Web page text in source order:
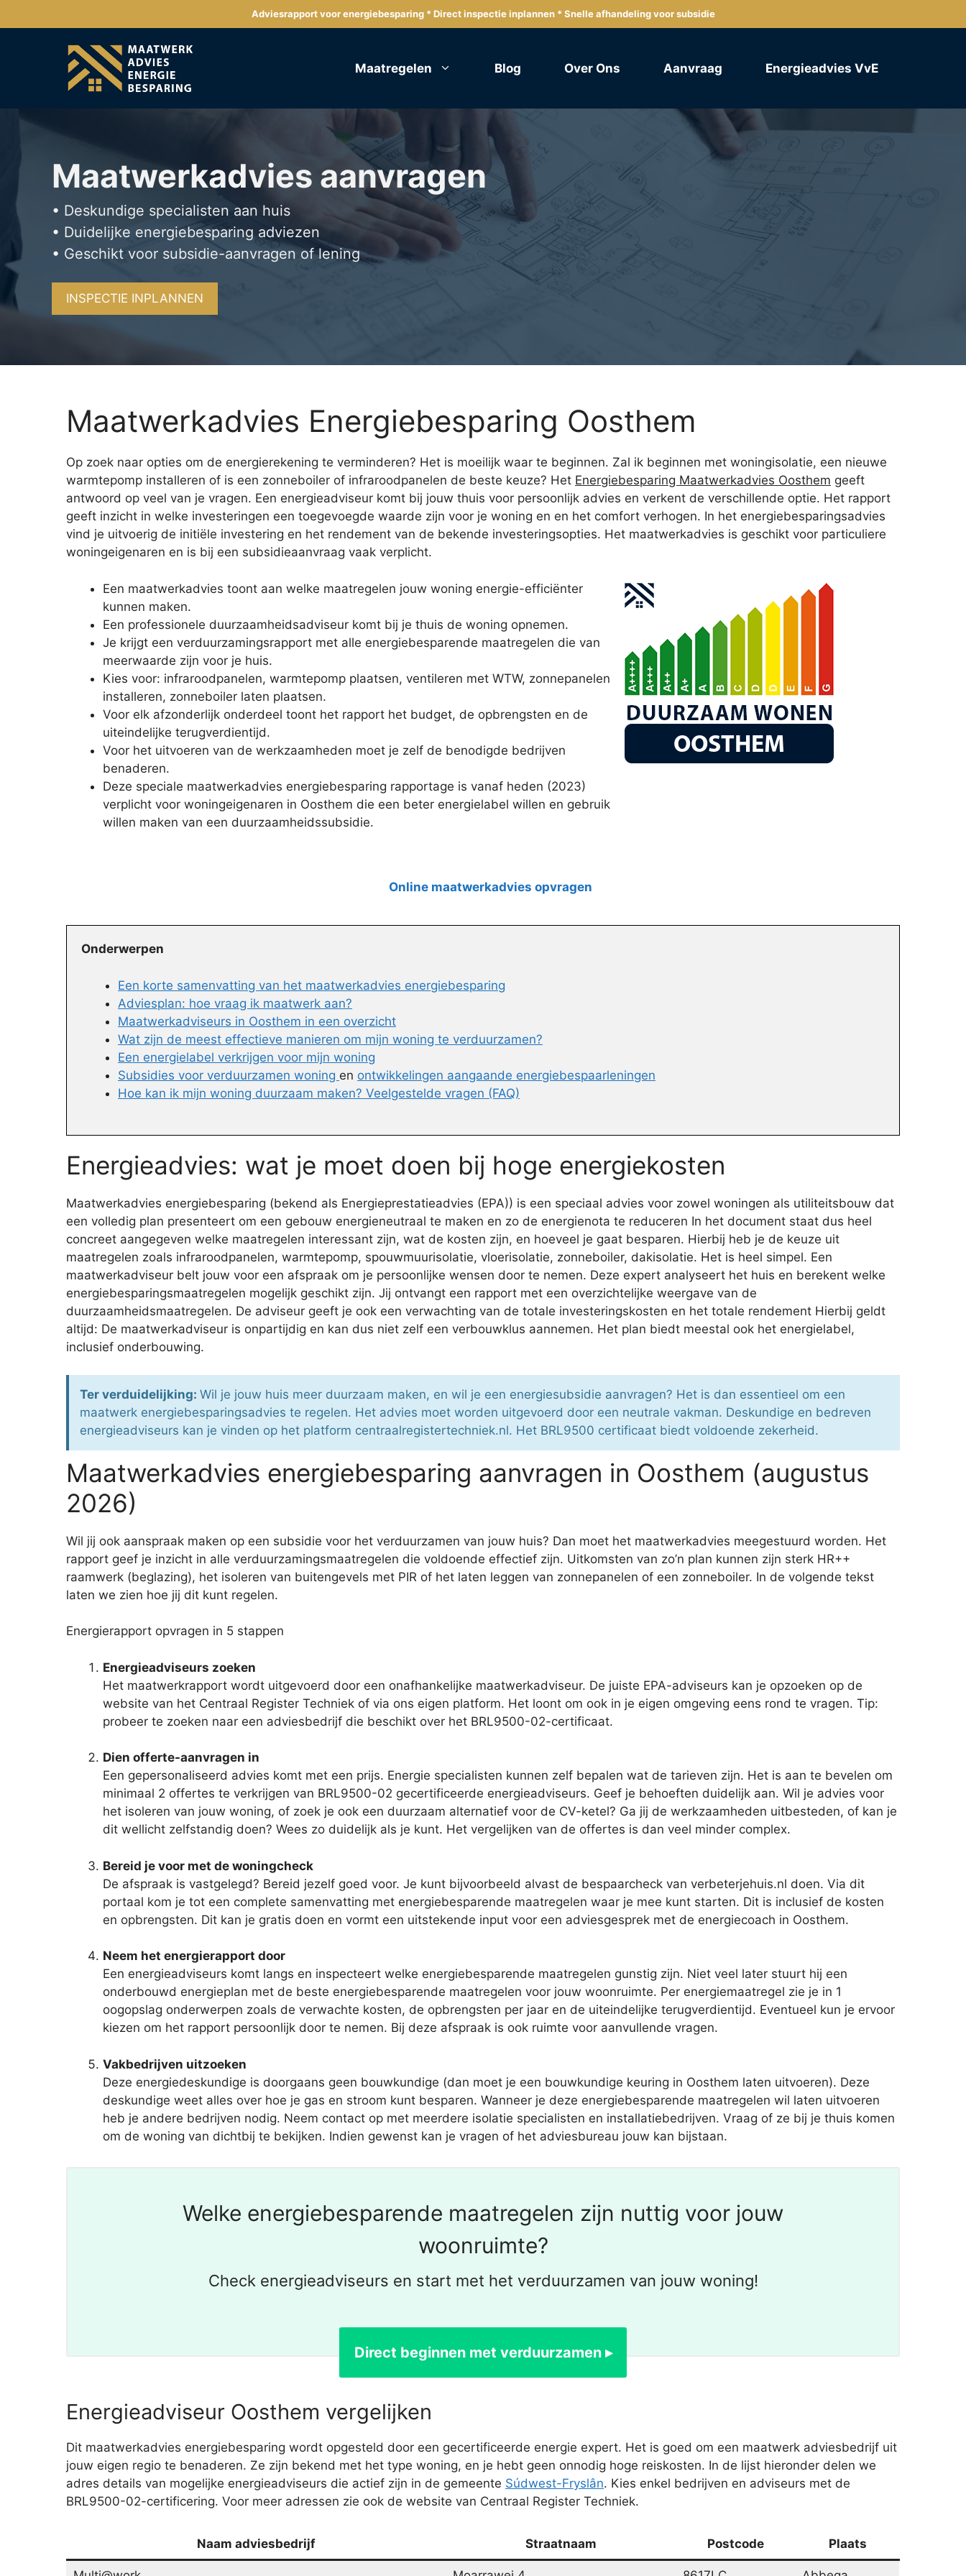
naar
Adviesrapport voor energiebesparing * Direct inspectie inplannen * Snelle afhandeling voor subsidie
Maatregelen Blog Over Ons Aanvraag Energieadvies VvE
Maatwerkadvies aanvragen
• Deskundige specialisten aan huis
• Duidelijke energiebesparing adviezen
• Geschikt voor subsidie-aanvragen of lening
INSPECTIE INPLANNEN
Maatwerkadvies Energiebesparing Oosthem
Op zoek naar opties om de energierekening te verminderen? Het is moeilijk waar te beginnen. Zal ik beginnen met woningisolatie, een nieuwe
warmtepomp installeren of is een zonneboiler of infraroodpanelen de beste keuze? Het Energiebesparing Maatwerkadvies Oosthem geeft
antwoord op veel van je vragen. Een energieadviseur komt bij jouw thuis voor persoonlijk advies en verkent de verschillende optie. Het rapport
geeft inzicht in welke investeringen een toegevoegde waarde zijn voor je woning en en het comfort verhogen. In het energiebesparingsadvies
vind je uitvoerig de initiële investering en het rendement van de bekende investeringsopties. Het maatwerkadvies is geschikt voor particuliere
woningeigenaren en is bij een subsidieaanvraag vaak verplicht.
Een maatwerkadvies toont aan welke maatregelen jouw woning energie-efficiënter
kunnen maken.
Een professionele duurzaamheidsadviseur komt bij je thuis de woning opnemen.
Je krijgt een verduurzamingsrapport met alle energiebesparende maatregelen die van
meerwaarde zijn voor je huis.
Kies voor: infraroodpanelen, warmtepomp plaatsen, ventileren met WTW, zonnepanelen
installeren, zonneboiler laten plaatsen.
Voor elk afzonderlijk onderdeel toont het rapport het budget, de opbrengsten en de
uiteindelijke terugverdientijd.
Voor het uitvoeren van de werkzaamheden moet je zelf de benodigde bedrijven
benaderen.
Deze speciale maatwerkadvies energiebesparing rapportage is vanaf heden (2023)
verplicht voor woningeigenaren in Oosthem die een beter energielabel willen en gebruik
willen maken van een duurzaamheidssubsidie.
Online maatwerkadvies opvragen
Onderwerpen
Een korte samenvatting van het maatwerkadvies energiebesparing
Adviesplan: hoe vraag ik maatwerk aan?
Maatwerkadviseurs in Oosthem in een overzicht
Wat zijn de meest effectieve manieren om mijn woning te verduurzamen?
Een energielabel verkrijgen voor mijn woning
Subsidies voor verduurzamen woning en ontwikkelingen aangaande energiebespaarleningen
Hoe kan ik mijn woning duurzaam maken? Veelgestelde vragen (FAQ)
Energieadvies: wat je moet doen bij hoge energiekosten
Maatwerkadvies energiebesparing (bekend als Energieprestatieadvies (EPA)) is een speciaal advies voor zowel woningen als utiliteitsbouw dat
een volledig plan presenteert om een gebouw energieneutraal te maken en zo de energienota te reduceren In het document staat dus heel
concreet aangegeven welke maatregelen interessant zijn, wat de kosten zijn, en hoeveel je gaat besparen. Hierbij heb je de keuze uit
maatregelen zoals infraroodpanelen, warmtepomp, spouwmuurisolatie, vloerisolatie, zonneboiler, dakisolatie. Het is heel simpel. Een
maatwerkadviseur belt jouw voor een afspraak om je persoonlijke wensen door te nemen. Deze expert analyseert het huis en berekent welke
energiebesparingsmaatregelen mogelijk geschikt zijn. Jij ontvangt een rapport met een overzichtelijke weergave van de
duurzaamheidsmaatregelen. De adviseur geeft je ook een verwachting van de totale investeringskosten en het totale rendement Hierbij geldt
altijd: De maatwerkadviseur is onpartijdig en kan dus niet zelf een verbouwklus aannemen. Het plan biedt meestal ook het energielabel,
inclusief onderbouwing.
Ter verduidelijking: Wil je jouw huis meer duurzaam maken, en wil je een energiesubsidie aanvragen? Het is dan essentieel om een
maatwerk energiebesparingsadvies te regelen. Het advies moet worden uitgevoerd door een neutrale vakman. Deskundige en bedreven
energieadviseurs kan je vinden op het platform centraalregistertechniek.nl. Het BRL9500 certificaat biedt voldoende zekerheid.
Maatwerkadvies energiebesparing aanvragen in Oosthem (augustus
2026)
Wil jij ook aanspraak maken op een subsidie voor het verduurzamen van jouw huis? Dan moet het maatwerkadvies meegestuurd worden. Het
rapport geef je inzicht in alle verduurzamingsmaatregelen die voldoende effectief zijn. Uitkomsten van zo’n plan kunnen zijn sterk HR++
raamwerk (beglazing), het isoleren van buitengevels met PIR of het laten leggen van zonnepanelen of een zonneboiler. In de volgende tekst
laten we zien hoe jij dit kunt regelen.
Energierapport opvragen in 5 stappen
Energieadviseurs zoeken
Het maatwerkrapport wordt uitgevoerd door een onafhankelijke maatwerkadviseur. De juiste EPA-adviseurs kan je opzoeken op de
website van het Centraal Register Techniek of via ons eigen platform. Het loont om ook in je eigen omgeving eens rond te vragen. Tip:
probeer te zoeken naar een adviesbedrijf die beschikt over het BRL9500-02-certificaat.
Dien offerte-aanvragen in
Een gepersonaliseerd advies komt met een prijs. Energie specialisten kunnen zelf bepalen wat de tarieven zijn. Het is aan te bevelen om
minimaal 2 offertes te verkrijgen van BRL9500-02 gecertificeerde energieadviseurs. Geef je behoeften duidelijk aan. Wil je advies voor
het isoleren van jouw woning, of zoek je ook een duurzaam alternatief voor de CV-ketel? Ga jij de werkzaamheden uitbesteden, of kan je
dit wellicht zelfstandig doen? Wees zo duidelijk als je kunt. Het vergelijken van de offertes is dan veel minder complex.
Bereid je voor met de woningcheck
De afspraak is vastgelegd? Bereid jezelf goed voor. Je kunt bijvoorbeeld alvast de bespaarcheck van verbeterjehuis.nl doen. Via dit
portaal kom je tot een complete samenvatting met energiebesparende maatregelen waar je mee kunt starten. Dit is inclusief de kosten
en opbrengsten. Dit kan je gratis doen en vormt een uitstekende input voor een adviesgesprek met de energiecoach in Oosthem.
Neem het energierapport door
Een energieadviseurs komt langs en inspecteert welke energiebesparende maatregelen gunstig zijn. Niet veel later stuurt hij een
onderbouwd energieplan met de beste energiebesparende maatregelen voor jouw woonruimte. Per energiemaatregel zie je in 1
oogopslag onderwerpen zoals de verwachte kosten, de opbrengsten per jaar en de uiteindelijke terugverdientijd. Eventueel kun je ervoor
kiezen om het rapport persoonlijk door te nemen. Bij deze afspraak is ook ruimte voor aanvullende vragen.
Vakbedrijven uitzoeken
Deze energiedeskundige is doorgaans geen bouwkundige (dan moet je een bouwkundige keuring in Oosthem laten uitvoeren). Deze
deskundige weet alles over hoe je gas en stroom kunt besparen. Wanneer je deze energiebesparende maatregelen wil laten uitvoeren
heb je andere bedrijven nodig. Neem contact op met meerdere isolatie specialisten en installatiebedrijven. Vraag of ze bij je thuis komen
om de woning van dichtbij te bekijken. Indien gewenst kan je vragen of het adviesbureau jouw kan bijstaan.
Welke energiebesparende maatregelen zijn nuttig voor jouw
woonruimte?
Check energieadviseurs en start met het verduurzamen van jouw woning!
Direct beginnen met verduurzamen ▸
Energieadviseur Oosthem vergelijken
Dit maatwerkadvies energiebesparing wordt opgesteld door een gecertificeerde energie expert. Het is goed om een maatwerk adviesbedrijf uit
jouw eigen regio te benaderen. Ze zijn bekend met het type woning, en je hebt geen onnodig hoge reiskosten. In de lijst hieronder delen we
adres details van mogelijke energieadviseurs die actief zijn in de gemeente Súdwest-Fryslân. Kies enkel bedrijven en adviseurs met de
BRL9500-02-certificering. Voor meer adressen zie ook de website van Centraal Register Techniek.
Naam adviesbedrijf Straatnaam Postcode Plaats